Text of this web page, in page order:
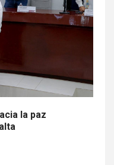
la paz